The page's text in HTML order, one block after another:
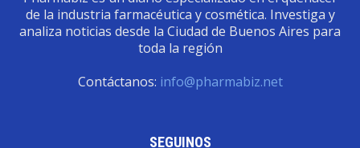
de la industria farmacéutica y cosmética. Investiga y
analiza noticias desde la Ciudad de Buenos Aires para
toda la región
Contáctanos: info@pharmabiz.net
SEGUINOS